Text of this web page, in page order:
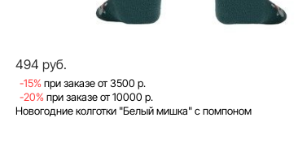
494 руб.
-15% при заказе от 3500 р.
-20% при заказе от 10000 р.
Новогодние колготки "Белый мишка" с помпоном